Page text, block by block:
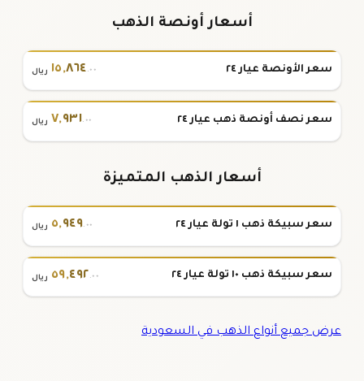
أسعار أونصة الذهب
سعر الأونصة عيار ٢٤ ١٥,٨٦٤.٠٠ ريال
سعر نصف أونصة ذهب عيار ٢٤ ٧,٩٣١.٠٠ ريال
أسعار الذهب المتميزة
سعر سبيكة ذهب ١ تولة عيار ٢٤ ٥,٩٤٩.٠٠ ريال
سعر سبيكة ذهب ١٠ تولة عيار ٢٤ ٥٩,٤٩٢.٠٠ ريال
عرض جميع أنواع الذهب في السعودية